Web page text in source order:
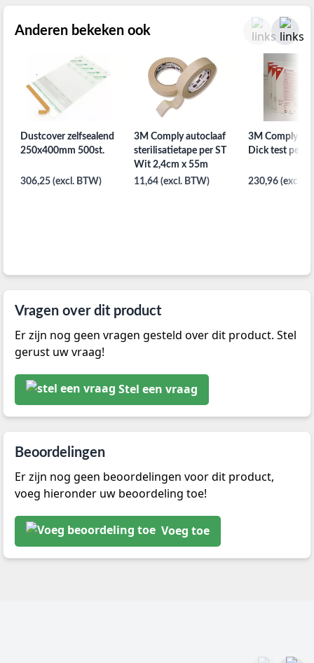
Anderen bekeken ook
Dustcover zelfsealend
250x400mm 500st.
306,25 (excl. BTW)
3M Comply autoclaaf
sterilisatietape per ST
Wit 2,4cm x 55m
11,64 (excl. BTW)
3M Comply
Dick test per
230,96 (excl.
Vragen over dit product
Er zijn nog geen vragen gesteld over dit product. Stel
gerust uw vraag!
Stel een vraag
Beoordelingen
Er zijn nog geen beoordelingen voor dit product,
voeg hieronder uw beoordeling toe!
Voeg toe